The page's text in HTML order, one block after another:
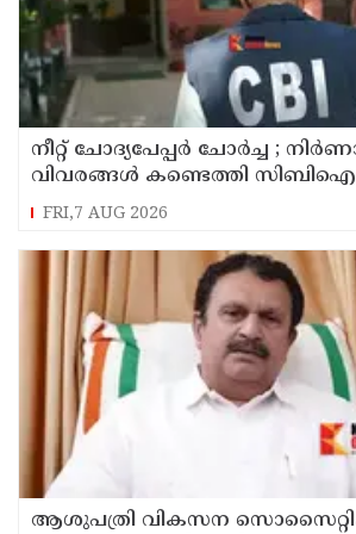
നീറ്റ് ചോദ്യപേപ്പർ ചോർച്ച ;
വിവരങ്ങൾ കണ്ടെത്തി സിബിഐ
FRI,7 AUG 2026
ആശുപത്രി വികസന